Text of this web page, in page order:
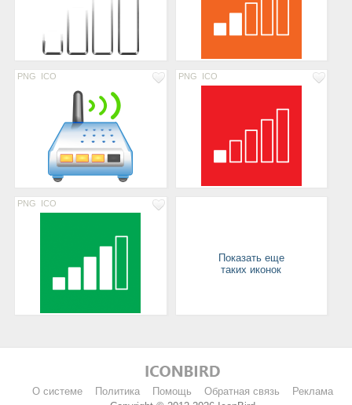
PNG ICO PNG ICO
PNG ICO
Показать еще
таких иконок
О системе Политика Помощь Обратная связь
Реклама